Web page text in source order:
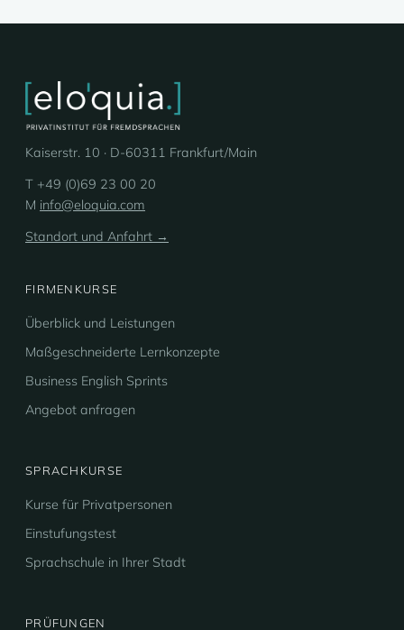
Kaiserstr. 10 · D-60311 Frankfurt/Main
T +49 (0)69 23 00 20
M info@eloquia.com
Standort und Anfahrt →
FIRMENKURSE
Überblick und Leistungen
Maßgeschneiderte Lernkonzepte
Business English Sprints
Angebot anfragen
SPRACHKURSE
Kurse für Privatpersonen
Einstufungstest
Sprachschule in Ihrer Stadt
PRÜFUNGEN